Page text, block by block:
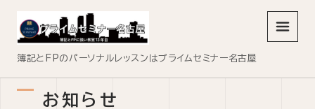
簿記とFPのパーソナルレッスンはプライムセミナー名古屋
メニュ
お知らせ